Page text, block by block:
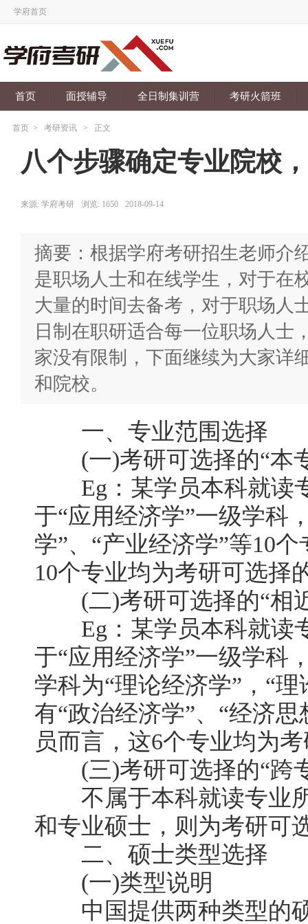
学府首页
首页 面授辅导 全日制集训营 考研火箭班
首页 > 考研资讯 > 正文
八个步骤确定专业院校
来源: 学府考研 浏览: 1650 2018-09-14
摘要：根据学府考研招生老师介
是职场人士和在线学生，对于在
大量的时间去备考，对于职场人
日制在职研适合每一位职场人士
家没有限制，下面继续为大家详
和院校。
一、专业范围选择
(一)考研可选择的“本
Eg：某学员本科就读
于“应用经济学”一级学科
学”、“产业经济学”等10
10个专业均为考研可选择
(二)考研可选择的“相
Eg：某学员本科就读
于“应用经济学”一级学科
学科为“理论经济学”，“
有“政治经济学”、“经济
员而言，这6个专业均为
(三)考研可选择的“跨
不属于本科就读专业所
和专业硕士，则为考研可
二、硕士类型选择
(一)类型说明
中国提供两种类型的硕